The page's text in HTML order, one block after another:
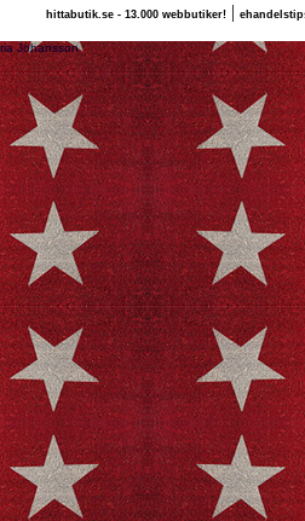
hittabutik.se - 13.000 webbutiker!|
& Viktoria Johansson